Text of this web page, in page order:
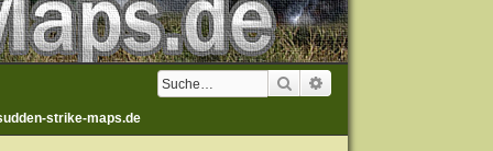
Suche
strike-maps.de